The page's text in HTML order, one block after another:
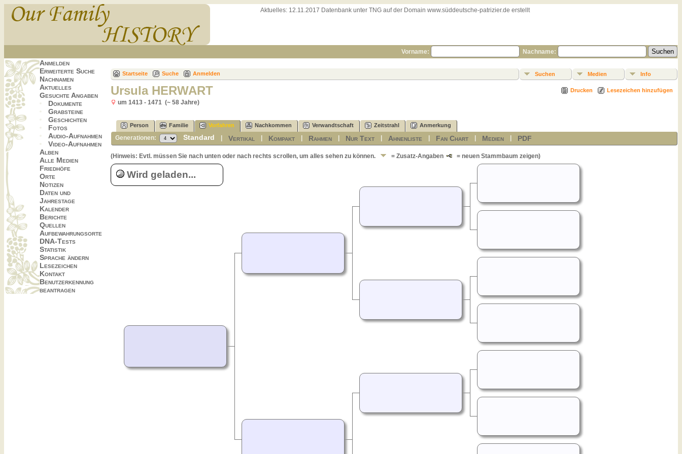
Aktuelles: 12.11.2017 Datenbank unter TNG auf der Domain www.süddeutsche-patrizier.de erstellt
Vorname: Nachname:
Anmelden
Erweiterte Suche
Nachnamen
Aktuelles
Gesuchte Angaben
Dokumente
Grabsteine
Geschichten
Fotos
Audio-Aufnahmen
Video-Aufnahmen
Alben
Alle Medien
Friedhöfe
Orte
Notizen
Daten und
Jahrestage
Kalender
Berichte
Quellen
Aufbewahrungsorte
DNA-Tests
Statistik
Sprache ändern
Lesezeichen
Kontakt
Benutzerkennung
beantragen
Startseite Suche Anmelden Suchen Medien Info
Drucken Lesezeichen hinzufügen
Ursula HERWART
um 1413 - 1471 (~ 58 Jahre)
Person Familie Vorfahren Nachkommen Verwandtschaft Zeitstrahl Anmerkung
Generationen: Standard |Vertikal Kompakt Rahmen Nur Text Ahnenliste Fan Chart Medien PDF
(Hinweis: Evtl. müssen Sie nach unten oder nach rechts scrollen, um alles sehen zu können. = Zusatz-Angaben = neuen Stammbaum zeigen)
Wird geladen...